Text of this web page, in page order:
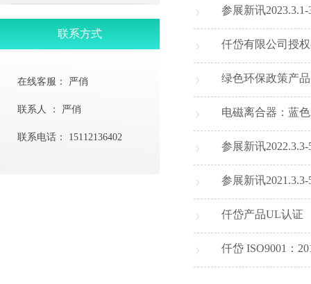
联系方式
在线客服： 严俏
联系人 ： 严俏
联系电话： 15112136402
参展新讯
仟岱有限公司授
绿色环保政策产
电磁离合器：蓝
参展新讯
参展新讯
仟岱产品UL认证
仟岱 ISO9001：